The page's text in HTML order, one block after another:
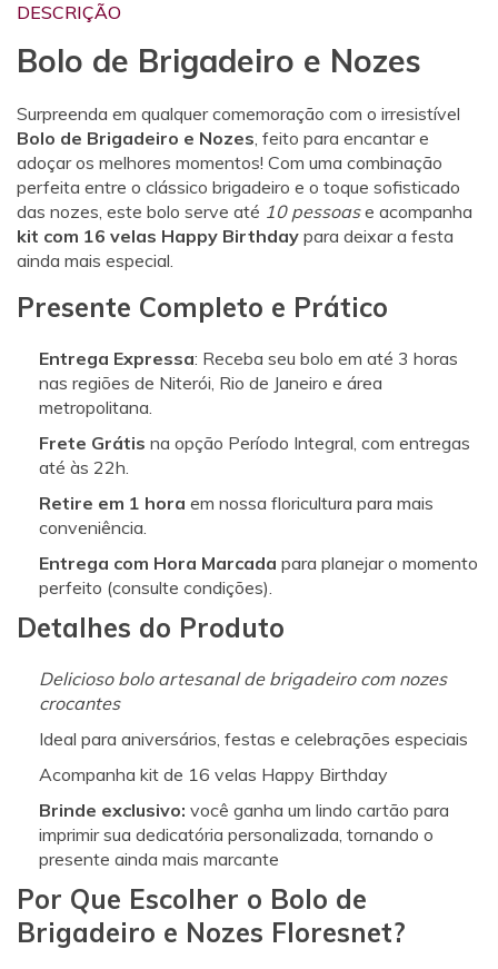
DESCRIÇÃO
Bolo de Brigadeiro e Nozes
Surpreenda em qualquer comemoração com o irresistível
Bolo de Brigadeiro e Nozes , feito para encantar e
adoçar os melhores momentos! Com uma combinação
perfeita entre o clássico brigadeiro e o toque sofisticado
das nozes, este bolo serve até 10 pessoase acompanha
kit com 16 velas Happy Birthday para deixar a festa
ainda mais especial.
Presente Completo e Prático
Entrega Expressa: Receba seu bolo em até 3 horas
nas regiões de Niterói, Rio de Janeiro e área
metropolitana.
Frete Grátis na opção Período Integral, com entregas
até às 22h.
Retire em 1 hora em nossa floricultura para mais
conveniência.
Entrega com Hora Marcada para planejar o momento
perfeito (consulte condições).
Detalhes do Produto
Delicioso bolo artesanal de brigadeiro com nozes
crocantes
Ideal para aniversários, festas e celebrações especiais
Acompanha kit de 16 velas Happy Birthday
Brinde exclusivo: você ganha um lindo cartão para
imprimir sua dedicatória personalizada, tornando o
presente ainda mais marcante
Por Que Escolher o Bolo de
Brigadeiro e Nozes Floresnet?